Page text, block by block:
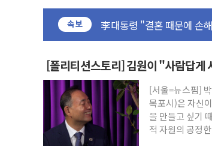
속보
李대통령 "결혼 때문에 손
여수 오동도 인근 해상서
추미애, '위안부' 피해자 기
인천 선재도 갯벌서 해루
인천서 말다툼 중 어머니 흉
'화합' 꺼낸 김민석에 '뻔
李대통령, ISA 개편 재검
동해중부 전 해상 풍랑주
[폴리티션스토리] 김원이 "사람답
[서울=뉴스핌]
목포시)은 자신
을 만들고 싶기
적 자원의 공정